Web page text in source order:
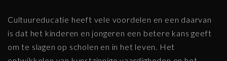
Cultuureducatie heeft vele voordelen en een daarvan
is dat het kinderen en jongeren een betere kans geeft
om te slagen op scholen en in het leven. Het